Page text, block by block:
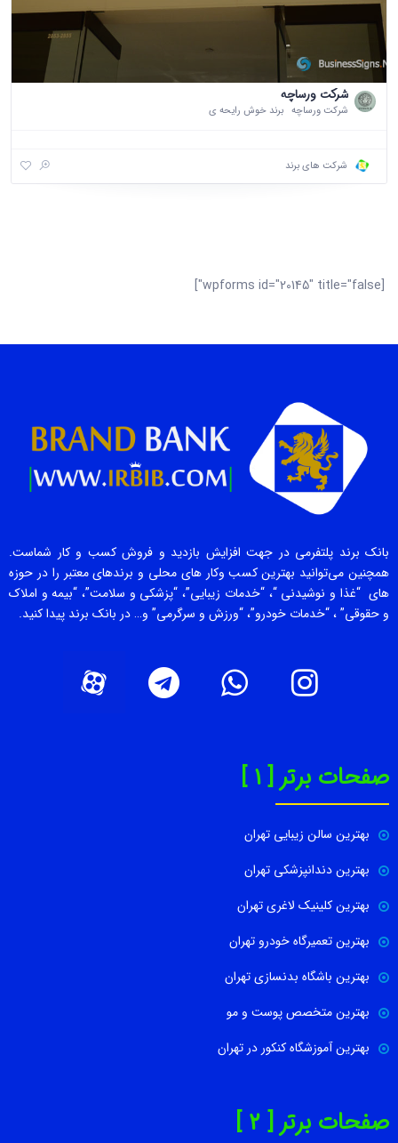
شرکت ورساچه
شرکت ورساچه برند خوش رایحه ی
شرکت های برند
[wpforms id="20145" title="false"]
بانک برند پلتفرمی در جهت افزایش بازدید و فروش کسب و کار شماست.
همچنین می‌توانید بهترین کسب وکار های محلی و برندهای معتبر را در حوزه
های “غذا و نوشیدنی “، “خدمات زیبایی”، “پزشکی و سلامت”، “بیمه و املاک
و حقوقی” ، “خدمات خودرو”، “ورزش و سرگرمی” و… در بانک برند پیدا کنید.
صفحات برتر [ 1 ]
بهترین سالن زیبایی تهران
بهترین دندانپزشکی تهران
بهترین کلینیک لاغری تهران
بهترین تعمیرگاه خودرو تهران
بهترین باشگاه بدنسازی تهران
بهترین متخصص پوست و مو
بهترین آموزشگاه کنکور در تهران
صفحات برتر [ 2 ]